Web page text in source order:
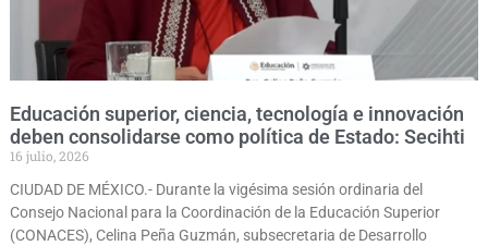
Educación superior, ciencia, tecnología e innovación
deben consolidarse como política de Estado: Secihti
16 julio, 2026
CIUDAD DE MÉXICO.- Durante la vigésima sesión ordinaria del
Consejo Nacional para la Coordinación de la Educación Superior
(CONACES), Celina Peña Guzmán, subsecretaria de Desarrollo